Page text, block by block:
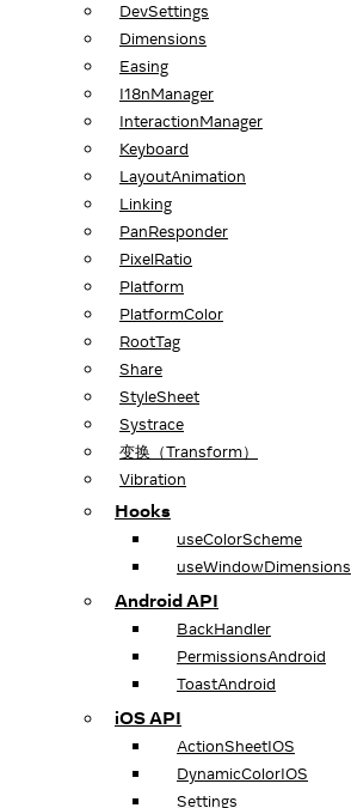
DevSettings
Dimensions
Easing
I18nManager
InteractionManager
Keyboard
LayoutAnimation
Linking
PanResponder
PixelRatio
Platform
PlatformColor
RootTag
Share
StyleSheet
Systrace
变换（Transform）
Vibration
Hooks
useColorScheme
useWindowDimensions
Android API
BackHandler
PermissionsAndroid
ToastAndroid
iOS API
ActionSheetIOS
DynamicColorIOS
Settings